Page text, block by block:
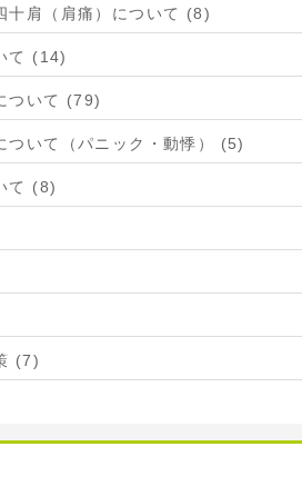
十肩（肩痛）について (8)
て (14)
ついて (79)
ついて（パニック・動悸） (5)
て (8)
(7)